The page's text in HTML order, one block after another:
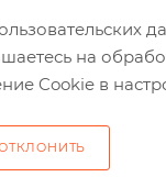
на
Cookie в